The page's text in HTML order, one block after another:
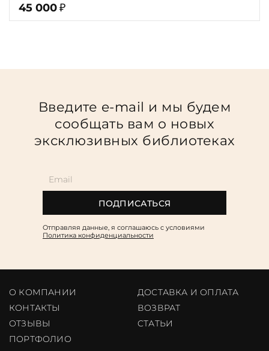
Цвет
Религия
Наличие
45 000 ₽
Введите e-mail и мы будем
сообщать вам о новых
эксклюзивных библиотеках
ПОДПИСАТЬСЯ
Отправляя данные, я соглашаюсь c условиями
Политика конфиденциальности
О КОМПАНИИ
ДОСТАВКА И ОПЛАТА
КОНТАКТЫ
ВОЗВРАТ
ОТЗЫВЫ
CТАТЬИ
ПОРТФОЛИО